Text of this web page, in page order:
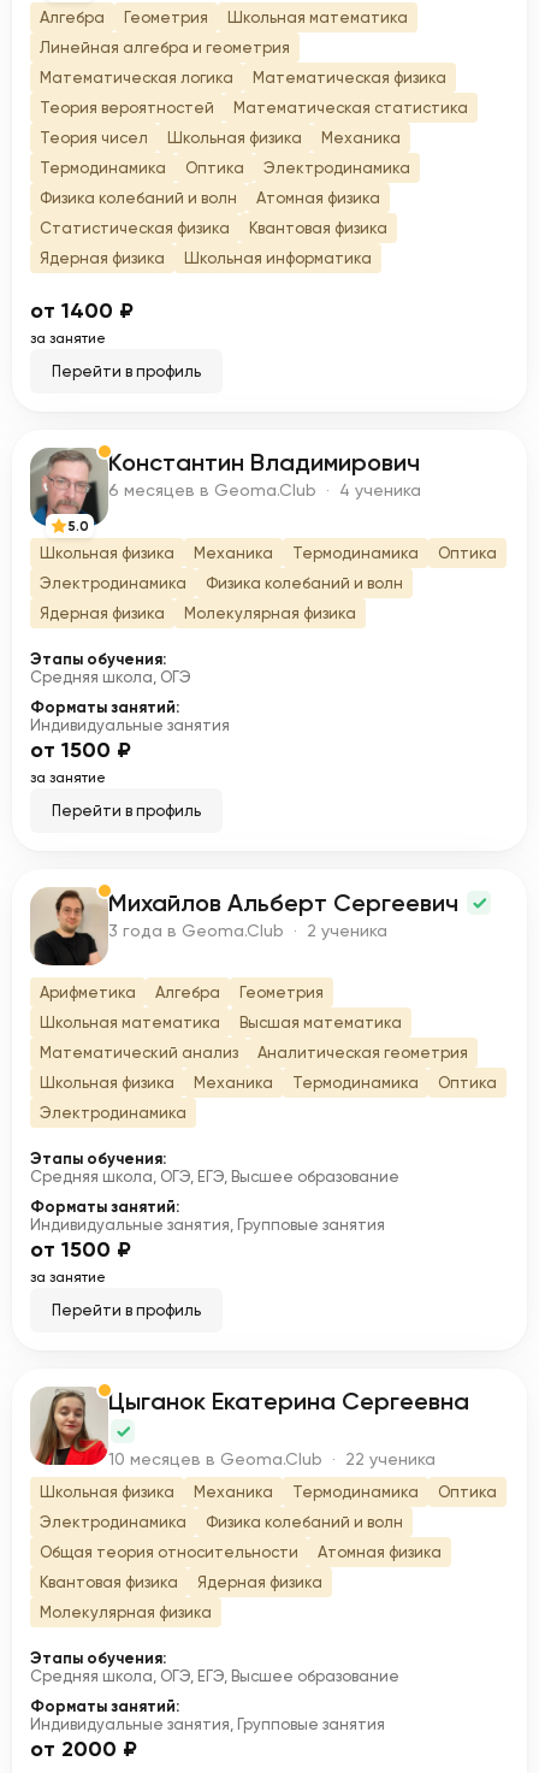
Алгебра Геометрия
Школьная математика
Линейная алгебра и геометрия
Математическая логика
Математическая физика
Теория вероятностей
Математическая статистика
Теория чисел
Школьная физика
Механика
Термодинамика
Оптика
Электродинамика
Физика колебаний и волн
Атомная физика
Статистическая физика
Квантовая физика
Ядерная физика
Школьная информатика
от 1400 ₽
за занятие
Перейти в профиль
К
5.0
Константин Владимирович
6 месяцев в Geoma.Club · 4 ученика
Школьная физика Механика Термодинамика
Оптика
Электродинамика
Физика колебаний и волн
Ядерная физика
Молекулярная физика
Этапы обучения:
Средняя школа, ОГЭ
Форматы занятий:
Индивидуальные занятия
от 1500 ₽
за занятие
Перейти в профиль
М Михайлов Альберт Сергеевич
3 года в Geoma.Club · 2 ученика
Арифметика Алгебра
Геометрия
Школьная математика
Высшая математика
Математический анализ
Аналитическая геометрия
Школьная физика
Механика Термодинамика
Оптика
Электродинамика
Этапы обучения:
Средняя школа, ОГЭ, ЕГЭ, Высшее образование
Форматы занятий:
Индивидуальные занятия, Групповые занятия
от 1500 ₽
за занятие
Перейти в профиль
Ц Цыганок Екатерина Сергеевна
10 месяцев в Geoma.Club · 22 ученика
Школьная физика Механика Термодинамика
Оптика
Электродинамика
Физика колебаний и волн
Общая теория относительности
Атомная физика
Квантовая физика
Ядерная физика
Молекулярная физика
Этапы обучения:
Средняя школа, ОГЭ, ЕГЭ, Высшее образование
Форматы занятий:
Индивидуальные занятия, Групповые занятия
от 2000 ₽